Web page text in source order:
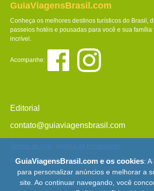
GuiaViagensBrasil.com
Conheça os melhores destinos turísticos do Brasil,
passeios hotéis e pousadas para você e sua família
incrível.
Acompanhe:
Editorial
contato@guiaviagensbrasil.com
Termos de Uso
Política de Privacidade
© Copyright 2013 - 2026 - Guia Viagens Brasil -
GuiaViagensBrasil.com e os cookies: A
para personalizar anúncios e melhorar a
site. Ao continuar navegando, você